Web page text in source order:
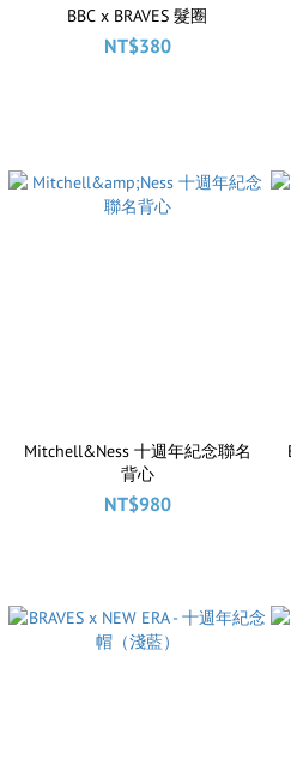
BBC x BRAVES 髮圈
NT$380
Mitchell&Ness 十週年紀念聯名
背心
NT$980